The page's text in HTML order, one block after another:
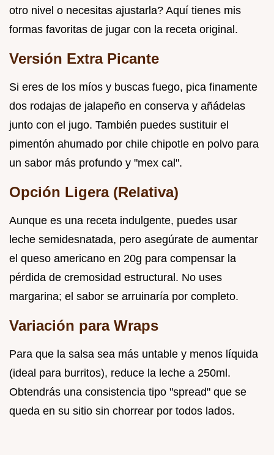
otro nivel o necesitas ajustarla? Aquí tienes mis
formas favoritas de jugar con la receta original.
Versión Extra Picante
Si eres de los míos y buscas fuego, pica finamente
dos rodajas de jalapeño en conserva y añádelas
junto con el jugo. También puedes sustituir el
pimentón ahumado por chile chipotle en polvo para
un sabor más profundo y "mex cal".
Opción Ligera (Relativa)
Aunque es una receta indulgente, puedes usar
leche semidesnatada, pero asegúrate de aumentar
el queso americano en 20g para compensar la
pérdida de cremosidad estructural. No uses
margarina; el sabor se arruinaría por completo.
Variación para Wraps
Para que la salsa sea más untable y menos líquida
(ideal para burritos), reduce la leche a 250ml.
Obtendrás una consistencia tipo "spread" que se
queda en su sitio sin chorrear por todos lados.